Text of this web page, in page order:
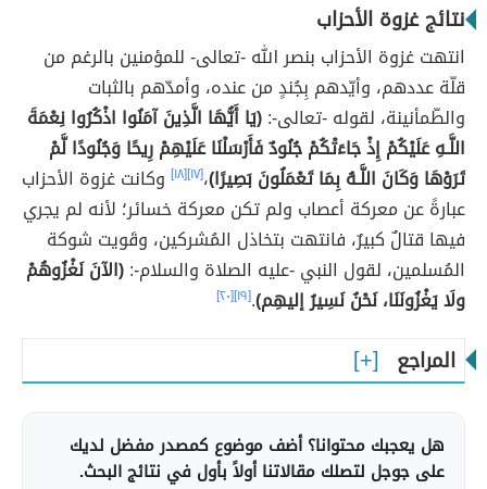
نتائج غزوة الأحزاب
انتهت غزوة الأحزاب بنصر الله -تعالى- للمؤمنين بالرغم من
قلّة عددهم، وأيّدهم بِجُندٍ من عنده، وأمدّهم بالثبات
والطّمأنينة، لقوله -تعالى-:(يَا أَيُّهَا الَّذِينَ آمَنُوا اذْكُرُوا نِعْمَةَ
اللَّـهِ عَلَيْكُمْ إِذْ جَاءَتْكُمْ جُنُودٌ فَأَرْسَلْنَا عَلَيْهِمْ رِيحًا وَجُنُودًا لَّمْ
تَرَوْهَا وَكَانَ اللَّـهُ بِمَا تَعْمَلُونَ بَصِيرًا)،[١٧] [١٨]
وكانت غزوة الأحزاب
عبارةً عن معركة أعصاب ولم تكن معركة خسائر؛ لأنه لم يجري
فيها قتالٌ كبيرٌ، فانتهت بتخاذل المُشركين، وقَويت شوكة
المُسلمين، لقول النبي -عليه الصلاة والسلام-:(الآنَ نَغْزُوهُمْ
ولَا يَغْزُونَنَا، نَحْنُ نَسِيرُ إليهِم).[١٩] [٢٠]
المراجع
هل يعجبك محتوانا؟ أضف موضوع كمصدر مفضل لديك
على جوجل لتصلك مقالاتنا أولاً بأول في نتائج البحث.